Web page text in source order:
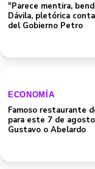
"Parece mentira,
Dávila, pletórica
del Gobierno Petro
ECONOMÍA
Famoso restaurante
para este 7 de
Gustavo o Abelardo